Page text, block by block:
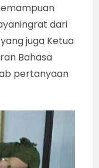
dari
juga Ketua
Bahasa
pertanyaan